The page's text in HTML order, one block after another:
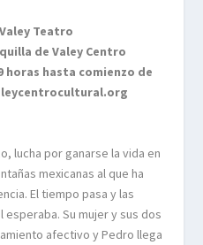
Teatro
de Valey Centro
horas hasta comienzo de
lucha por ganarse la vida en
mexicanas al que ha
El tiempo pasa y las
esperaba. Su mujer y sus dos
afectivo y Pedro llega